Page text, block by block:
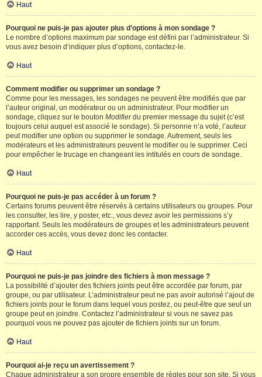
Haut
Pourquoi ne puis-je pas ajouter plus d’options à mon sondage ?
Le nombre d’options maximum par sondage est défini par l’administrateur. Si
vous avez besoin d’indiquer plus d’options, contactez-le.
Haut
Comment modifier ou supprimer un sondage ?
Comme pour les messages, les sondages ne peuvent être modifiés que par
l’auteur original, un modérateur ou un administrateur. Pour modifier un
sondage, cliquez sur le bouton Modifierdu premier message du sujet (c’est
toujours celui auquel est associé le sondage). Si personne n’a voté, l’auteur
peut modifier une option ou supprimer le sondage. Autrement, seuls les
modérateurs et les administrateurs peuvent le modifier ou le supprimer. Ceci
pour empêcher le trucage en changeant les intitulés en cours de sondage.
Haut
Pourquoi ne puis-je pas accéder à un forum ?
Certains forums peuvent être réservés à certains utilisateurs ou groupes. Pour
les consulter, les lire, y poster, etc., vous devez avoir les permissions s’y
rapportant. Seuls les modérateurs de groupes et les administrateurs peuvent
accorder ces accès, vous devez donc les contacter.
Haut
Pourquoi ne puis-je pas joindre des fichiers à mon message ?
La possibilité d’ajouter des fichiers joints peut être accordée par forum, par
groupe, ou par utilisateur. L’administrateur peut ne pas avoir autorisé l’ajout de
fichiers joints pour le forum dans lequel vous postez, ou peut-être que seul un
groupe peut en joindre. Contactez l’administrateur si vous ne savez pas
pourquoi vous ne pouvez pas ajouter de fichiers joints sur un forum.
Haut
Pourquoi ai-je reçu un avertissement ?
Chaque administrateur a son propre ensemble de règles pour son site. Si vous